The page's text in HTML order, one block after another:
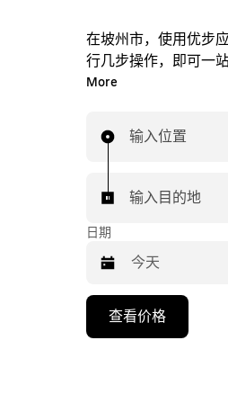
在坡州市，使用优步
行几步操作，即可一
随时在坡州市轻松预
More
输入位置
输入目的地
日期
向
查看价格